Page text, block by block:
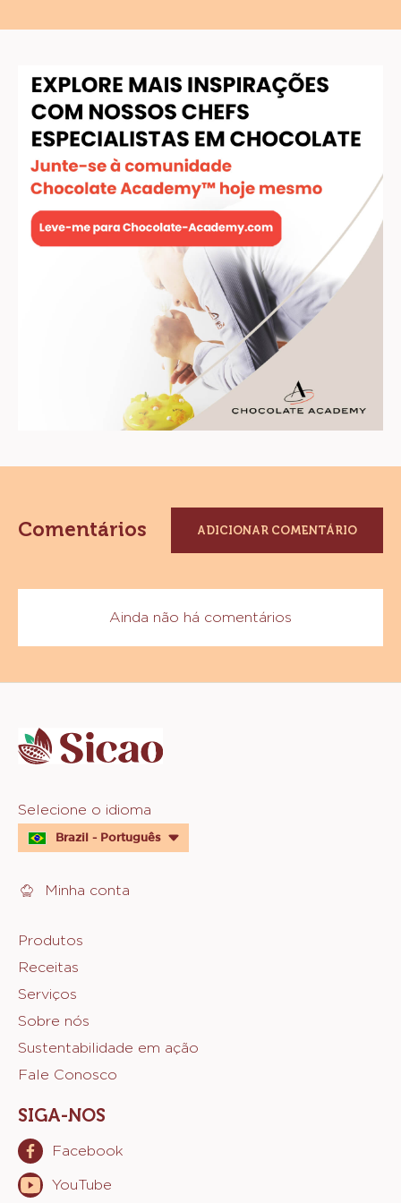
Comentários ADICIONAR COMENTÁRIO
Ainda não há comentários
info
Website
quick
links
Selecione o idioma
Brazil - Português
Minha conta
Footer
Sicao
Produtos
Receitas
Serviços
Sobre nós
Sustentabilidade em ação
Fale Conosco
SIGA-NOS
Facebook
YouTube